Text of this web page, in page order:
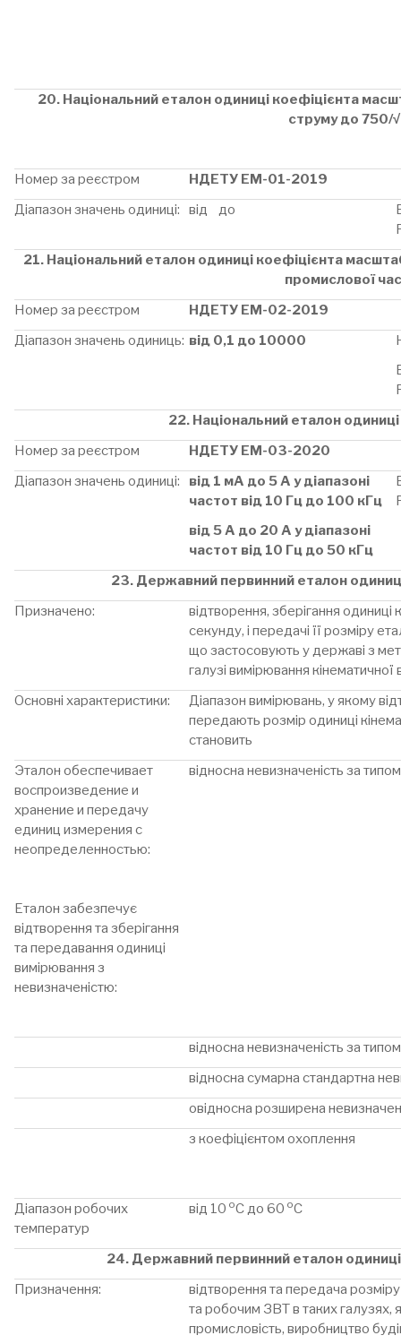
20. Національний еталон одиниці коефіцієнта
струму до 750/
Номер за реєстром
НДЕТУ ЕМ-01-2019
Діапазон значень одиниці:
від до
21. Національний еталон одиниці коефіцієнта
промислової
Номер за реєстром
НДЕТУ ЕМ-02-2019
Діапазон значень одиниць: від 0,1 до 10000
22. Національний еталон
Номер за реєстром
НДЕТУ ЕМ-03-2020
Діапазон значень одиниці:
від 1 мА до 5 А у діапазоні
частот від 10 Гц до 100 кГц
від 5 А до 20 А у діапазоні
частот від 10 Гц до 50 кГц
23. Державний первинний еталон
Призначено:
відтворення, зберігання одиниці
секунду, і передачі її розміру
що застосовують у державі з
галузі вимірювання кінематичної
Основні характеристики:
Діапазон вимірювань, у якому
передають розмір одиниці
становить
Эталон обеспечивает
воспроизведение и
хранение и передачу
единиц измерения с
неопределенностью:
Еталон забезпечує
відтворення та зберігання
та передавання одиниці
вимірювання з
невизначеністю:
відносна невизначеність за
відносна невизначеність за
відносна сумарна стандартна
овідносна розширена
з коефіцієнтом охоплення
Діапазон робочих
температур
від 10 оС до 60 оС
24. Державний первинний еталон одиниці
Призначення:
відтворення та передача
та робочим ЗВТ в таких галузях,
промисловість, виробництво